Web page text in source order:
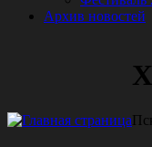
Архив новостей